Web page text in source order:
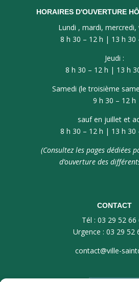
HORAIRES D'OUVERTURE
Lundi , mardi, mercredi,
8 h 30 – 12 h | 13 h 30
Jeudi :
8 h 30 – 12 h | 13 h
Samedi (le troisième
9 h 30 – 12 h
sauf en juillet et
8 h 30 – 12 h | 13 h 30
(Consultez les pages dédiées
d’ouverture des
CONTACT
Tél : 03 29 52 66
Urgence : 03 29 52
contact@ville-